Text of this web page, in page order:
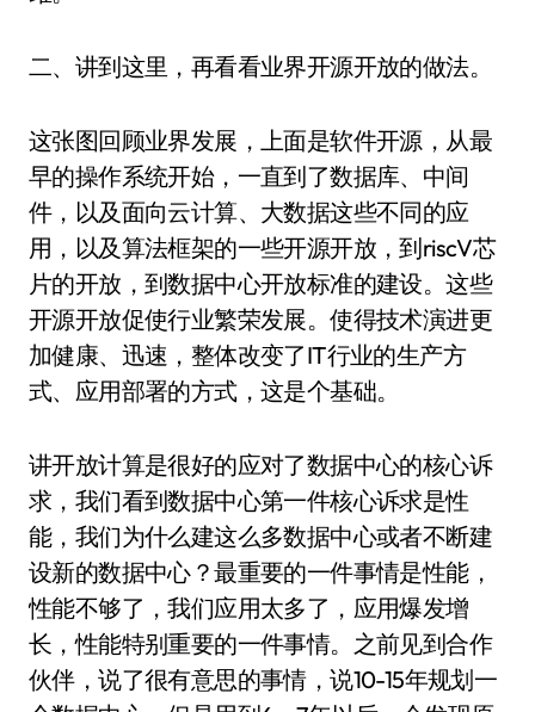
二、讲到这里，再看看业界开源开放的做法。
这张图回顾业界发展，上面是软件开源，从最
早的操作系统开始，一直到了数据库、中间
件，以及面向云计算、大数据这些不同的应
用，以及算法框架的一些开源开放，到riscV芯
片的开放，到数据中心开放标准的建设。这些
开源开放促使行业繁荣发展。使得技术演进更
加健康、迅速，整体改变了IT行业的生产方
式、应用部署的方式，这是个基础。
讲开放计算是很好的应对了数据中心的核心诉
求，我们看到数据中心第一件核心诉求是性
能，我们为什么建这么多数据中心或者不断建
设新的数据中心？最重要的一件事情是性能，
性能不够了，我们应用太多了，应用爆发增
长，性能特别重要的一件事情。之前见到合作
伙伴，说了很有意思的事情，说10-15年规划一